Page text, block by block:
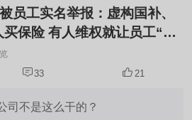
保险 有人维权就让员工“背
33 21
司不是这么干的？